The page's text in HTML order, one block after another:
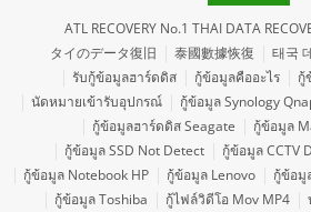
ATL RECOVERY No.1 THAI DATA
タイのデータ復旧
泰國數據恢復 태국
รับกู้ข้อมูลฮาร์ดดิส
กู้ข้อมูลคืออะไร
กู้
นัดหมายเข้ารับอุปกรณ์
กู้ข้อมูล Synology
กู้ข้อมูลฮาร์ดดิส Seagate
กู้ข้อมูล
กู้ข้อมูล SSD Not Detect
กู้ข้อมูล CCTV
กู้ข้อมูล Notebook HP
กู้ข้อมูล Lenovo กู้ข้อมู
กู้ข้อมูล Toshiba
กู้ไฟล์วิดีโอ Mov MP4